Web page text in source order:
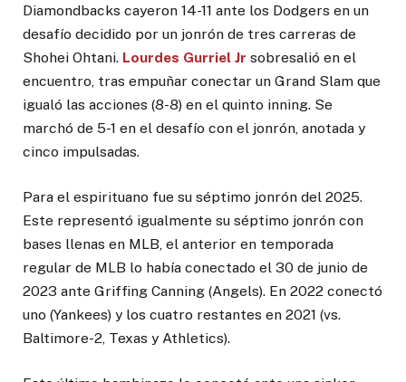
Diamondbacks cayeron 14-11 ante los Dodgers en un
desafío decidido por un jonrón de tres carreras de
Shohei Ohtani. Lourdes Gurriel Jr sobresalió en el
encuentro, tras empuñar conectar un Grand Slam que
igualó las acciones (8-8) en el quinto inning. Se
marchó de 5-1 en el desafío con el jonrón, anotada y
cinco impulsadas.
Para el espirituano fue su séptimo jonrón del 2025.
Este representó igualmente su séptimo jonrón con
bases llenas en MLB, el anterior en temporada
regular de MLB lo había conectado el 30 de junio de
2023 ante Griffing Canning (Angels). En 2022 conectó
uno (Yankees) y los cuatro restantes en 2021 (vs.
Baltimore-2, Texas y Athletics).